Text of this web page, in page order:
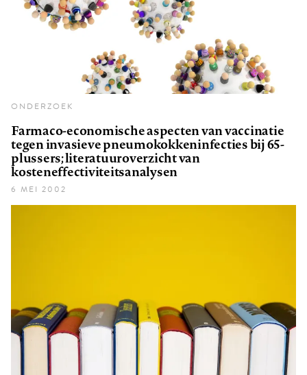
ONDERZOEK
Farmaco-economische aspecten van vaccinatie
tegen invasieve pneumokokkeninfecties bij 65-
plussers; literatuuroverzicht van
kosteneffectiviteitsanalysen
6 MEI 2002